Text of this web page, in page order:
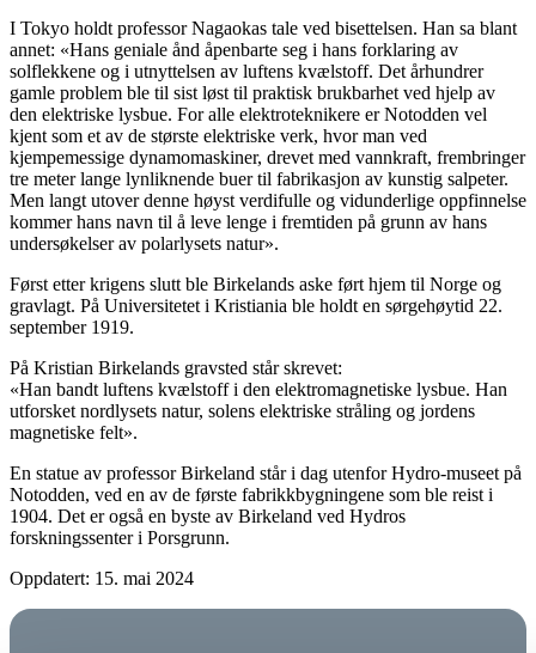
I Tokyo holdt professor Nagaokas tale ved bisettelsen. Han sa blant
annet: «Hans geniale ånd åpenbarte seg i hans forklaring av
solflekkene og i utnyttelsen av luftens kvælstoff. Det århundrer
gamle problem ble til sist løst til praktisk brukbarhet ved hjelp av
den elektriske lysbue. For alle elektroteknikere er Notodden vel
kjent som et av de største elektriske verk, hvor man ved
kjempemessige dynamomaskiner, drevet med vannkraft, frembringer
tre meter lange lynliknende buer til fabrikasjon av kunstig salpeter.
Men langt utover denne høyst verdifulle og vidunderlige oppfinnelse
kommer hans navn til å leve lenge i fremtiden på grunn av hans
undersøkelser av polarlysets natur».
Først etter krigens slutt ble Birkelands aske ført hjem til Norge og
gravlagt. På Universitetet i Kristiania ble holdt en sørgehøytid 22.
september 1919.
På Kristian Birkelands gravsted står skrevet:
«Han bandt luftens kvælstoff i den elektromagnetiske lysbue. Han
utforsket nordlysets natur, solens elektriske stråling og jordens
magnetiske felt».
En statue av professor Birkeland står i dag utenfor Hydro-museet på
Notodden, ved en av de første fabrikkbygningene som ble reist i
1904. Det er også en byste av Birkeland ved Hydros
forskningssenter i Porsgrunn.
Oppdatert: 15. mai 2024